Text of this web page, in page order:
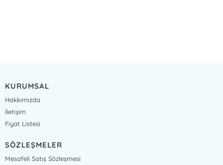
KURUMSAL
Hakkımızda
İletişim
Fiyat Listesi
SÖZLEŞMELER
Mesafeli Satış Sözleşmesi